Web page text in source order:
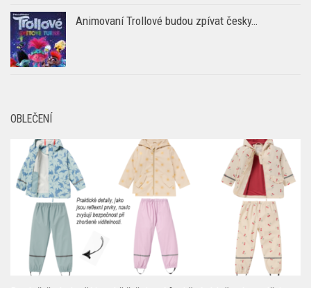
Do deště, do louží i na hřiště: jarní funkční oblečení pro děti z